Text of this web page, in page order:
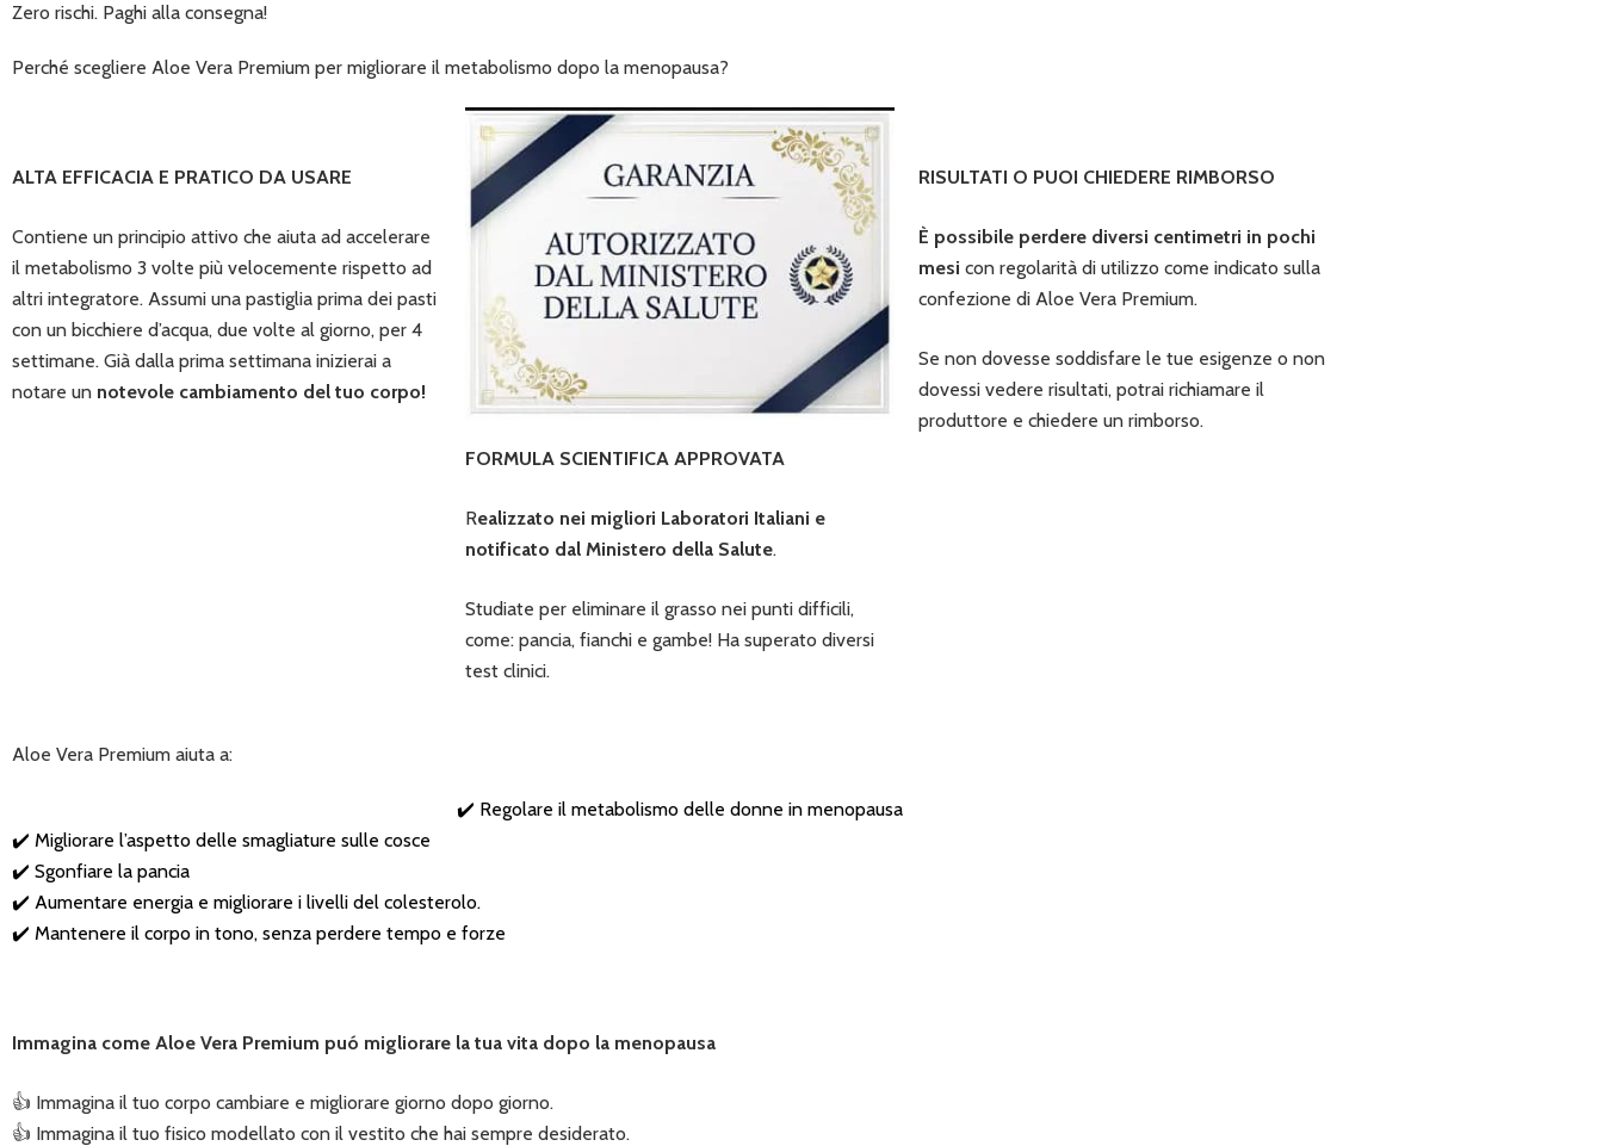
Zero rischi. Paghi alla consegna!
Perché scegliere Aloe Vera Premium per migliorare il metabolismo dopo la menopausa?
ALTA EFFICACIA E PRATICO DA USARE
Contiene un principio attivo che aiuta ad accelerare
il metabolismo 3 volte più velocemente rispetto ad
altri integratore. Assumi una pastiglia prima dei pasti
con un bicchiere d’acqua, due volte al giorno, per 4
settimane. Già dalla prima settimana inizierai a
notare un notevole cambiamento del tuo corpo!
FORMULA SCIENTIFICA APPROVATA
Realizzato nei migliori Laboratori Italiani e
notificato dal Ministero della Salute.
Studiate per eliminare il grasso nei punti difficili,
come: pancia, fianchi e gambe! Ha superato diversi
test clinici.
RISULTATI O PUOI CHIEDERE RIMBORSO
È possibile perdere diversi centimetri in pochi
mesi con regolarità di utilizzo come indicato sulla
confezione di Aloe Vera Premium.
Se non dovesse soddisfare le tue esigenze o non
dovessi vedere risultati, potrai richiamare il
produttore e chiedere un rimborso.
Aloe Vera Premium aiuta a:
✔️ Regolare il metabolismo delle donne in menopausa
✔️ Migliorare l’aspetto delle smagliature sulle cosce
✔️ Sgonfiare la pancia
✔️ Aumentare energia e migliorare i livelli del colesterolo.
✔️ Mantenere il corpo in tono, senza perdere tempo e forze
Immagina come Aloe Vera Premium puó migliorare la tua vita dopo la menopausa
👍 Immagina il tuo corpo cambiare e migliorare giorno dopo giorno.
👍 Immagina il tuo fisico modellato con il vestito che hai sempre desiderato.